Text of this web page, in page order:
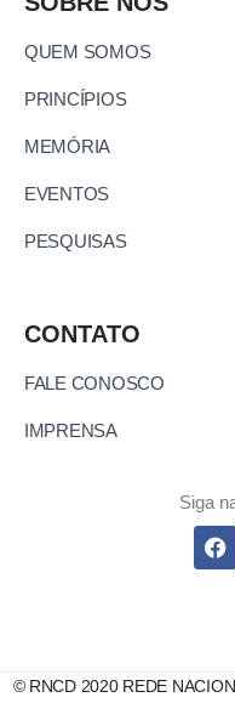
QUEM SOMOS
PRINCÍPIOS
MEMÓRIA
EVENTOS
PESQUISAS
CONTATO
FALE CONOSCO
IMPRENSA
Siga
© RNCD 2020 REDE